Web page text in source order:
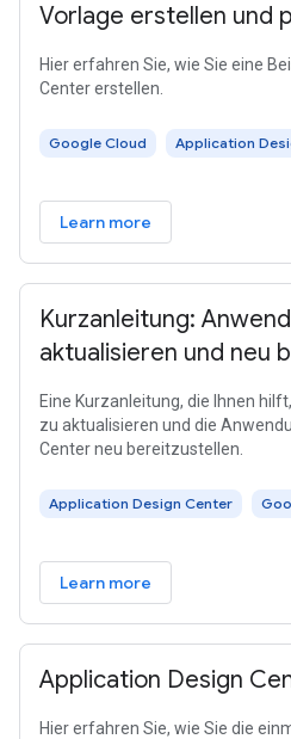
Vorlage erstellen und
Hier erfahren Sie, wie Sie eine
Center erstellen.
Google Cloud Application
Learn more
Kurzanleitung:
aktualisieren und neu
Eine Kurzanleitung, die Ihnen
zu aktualisieren und die
Center neu bereitzustellen.
Application Design Center
Learn more
Application Design
Hier erfahren Sie, wie Sie die